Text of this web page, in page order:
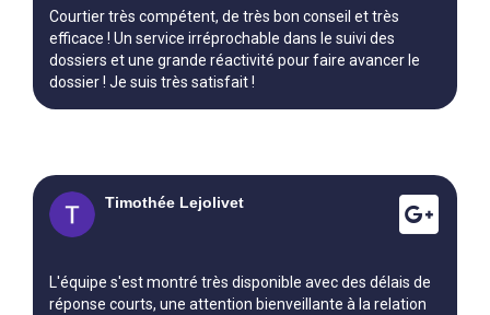
Courtier très compétent, de très bon conseil et très
efficace ! Un service irréprochable dans le suivi des
dossiers et une grande réactivité pour faire avancer le
dossier ! Je suis très satisfait !
Timothée Lejolivet
L'équipe s'est montré très disponible avec des délais de
réponse courts, une attention bienveillante à la relation